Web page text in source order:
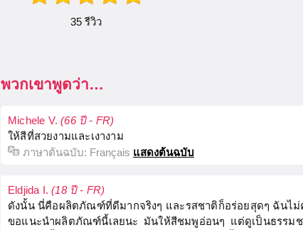
35 รีวิว
พวกเขาพูดว่า…
Michele V.(66 ปี - FR)
ให้สีที่สวยงามและเงางาม
ภาษาต้นฉบับ: Français แสดงต้นฉบับ
Eldjida I.(18 ปี - FR)
ดังนั้น นี่คือผลิตภัณฑ์ที่ดีมากจริงๆ และรสชาติก็อร่อยสุดๆ ฉันไ
ขอแนะนำผลิตภัณฑ์นี้เลยนะ มันให้สีชมพูอ่อนๆ แต่ดูเป็นธรรม